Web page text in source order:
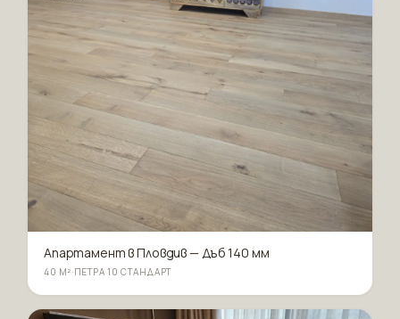
Апартамент в Пловдив — Дъб 140 мм
40 М²·ПЕТРА 10 СТАНДАРТ